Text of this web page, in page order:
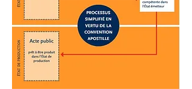
éléments, mais s’applique
uniquement entre les
pays ayant
signé la Convention de La Haye
remplace donc la légalisation
classique dans ce cadre.